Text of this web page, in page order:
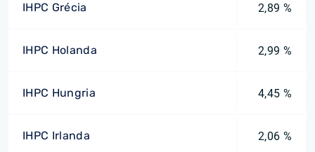
IHPC Grécia 2,89 %
IHPC Holanda 2,99 %
IHPC Hungria 4,45 %
IHPC Irlanda 2,06 %